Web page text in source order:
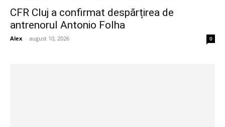
CFR Cluj a confirmat despărțirea de
antrenorul Antonio Folha
Alex - august 10, 2026 0